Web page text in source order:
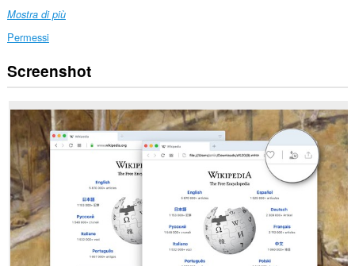
Mostra di più
Permessi
This
extension
create
rich
notifications
and
display
them
to
you
in
the
system
tray.
Screenshot